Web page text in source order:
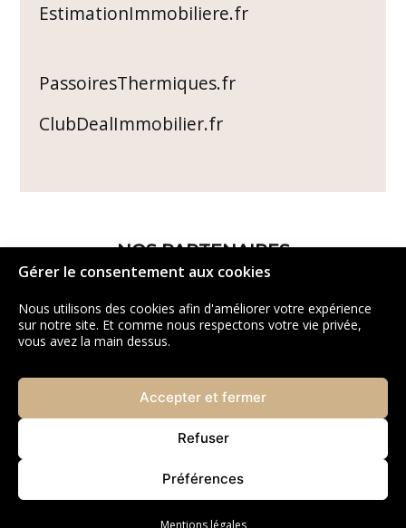
Gérer le consentement aux cookies
Nous utilisons des cookies afin d'améliorer votre expérience
sur notre site. Et comme nous respectons votre vie privée,
vous avez la main dessus.
Accepter et fermer
Refuser
Préférences
Mentions légales
EstimationImmobiliere.fr
PassoiresThermiques.fr
ClubDealImmobilier.fr
NOS PARTENAIRES